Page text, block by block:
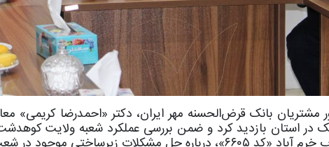
مشتریان بانک قرض‌الحسنه مهر ایران، دکتر «احمدرضا کریمی»